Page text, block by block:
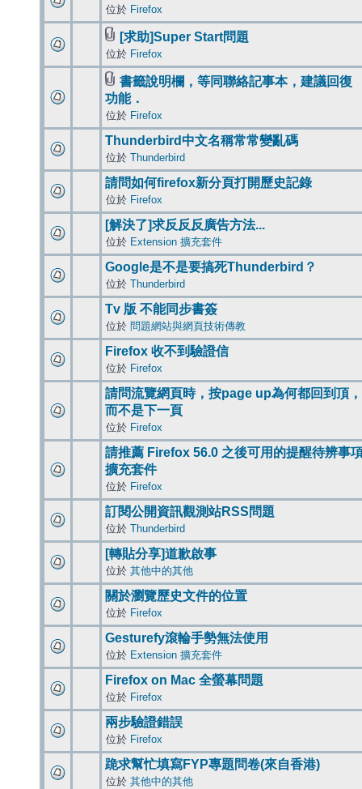
位於 Firefox
[求助]Super Start問題
位於 Firefox
書籤說明欄，等同聯絡記事本，建議回復
功能．
位於 Firefox
Thunderbird中文名稱常常變亂碼
位於 Thunderbird
請問如何firefox新分頁打開歷史記錄
位於 Firefox
[解決了]求反反反廣告方法...
位於 Extension 擴充套件
Google是不是要搞死Thunderbird？
位於 Thunderbird
Tv 版 不能同步書簽
位於 問題網站與網頁技術傳教
Firefox 收不到驗證信
位於 Firefox
請問流覽網頁時，按page up為何都回到頂，
而不是下一頁
位於 Firefox
請推薦 Firefox 56.0 之後可用的提醒待辨事
擴充套件
位於 Firefox
訂閱公開資訊觀測站RSS問題
位於 Thunderbird
[轉貼分享]道歉啟事
位於 其他中的其他
關於瀏覽歷史文件的位置
位於 Firefox
Gesturefy滾輪手勢無法使用
位於 Extension 擴充套件
Firefox on Mac 全螢幕問題
位於 Firefox
兩步驗證錯誤
位於 Firefox
跪求幫忙填寫FYP專題問卷(來自香港)
位於 其他中的其他